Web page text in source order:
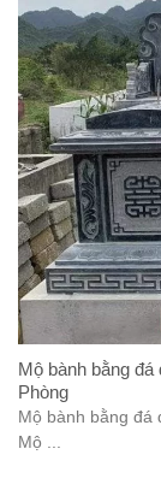
Mộ bành bằng đá
Phòng
Mộ bành bằng đá
Mộ ...